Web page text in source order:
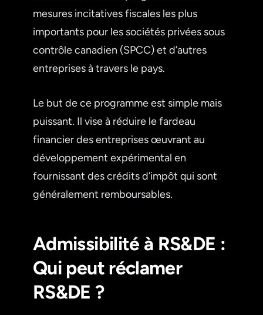
mesures incitatives fiscales les plus
importants pour les sociétés privées sous
contrôle canadien (SPCC) et d’autres
entreprises à travers le pays.
Le but de ce programme est simple mais
puissant. Il vise à réduire le fardeau
financier des entreprises œuvrant au
développement expérimental en
fournissant des crédits d’impôt qui sont
généralement remboursables.
Admissibilité à RS&DE :
Qui peut réclamer
RS&DE ?